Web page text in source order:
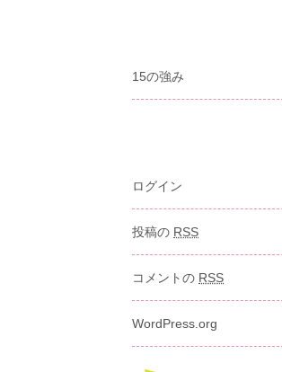
15の強み
ログイン
投稿の RSS
コメントの RSS
WordPress.org